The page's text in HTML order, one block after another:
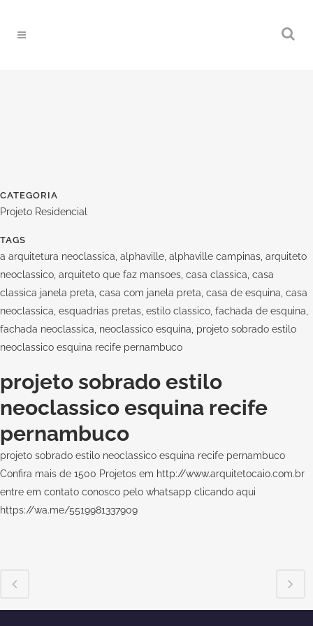
CATEGORIA
Projeto Residencial
TAGS
a arquitetura neoclassica, alphaville, alphaville campinas, arquiteto
neoclassico, arquiteto que faz mansoes, casa classica, casa
classica janela preta, casa com janela preta, casa de esquina, casa
neoclassica, esquadrias pretas, estilo classico, fachada de esquina,
fachada neoclassica, neoclassico esquina, projeto sobrado estilo
neoclassico esquina recife pernambuco
projeto sobrado estilo
neoclassico esquina recife
pernambuco
projeto sobrado estilo neoclassico esquina recife pernambuco
Confira mais de 1500 Projetos em http://www.arquitetocaio.com.br
entre em contato conosco pelo whatsapp clicando aqui
https://wa.me/5519981337909